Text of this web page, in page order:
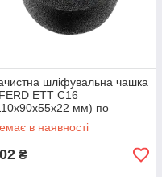
шліфувальна чашка
ETT C16
мм) по
та чавуну
в наявності
₴